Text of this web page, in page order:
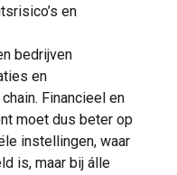
en
bedrijven
en
Financieel en
moet dus beter op
instellingen, waar
is, maar bij álle